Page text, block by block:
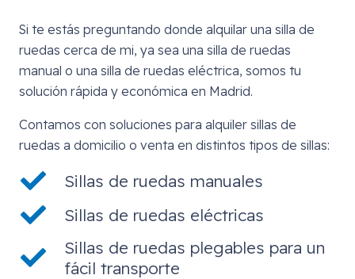
Si te estás preguntando donde alquilar una silla de
ruedas cerca de mi, ya sea una silla de ruedas
manual o una silla de ruedas eléctrica, somos tu
solución rápida y económica en Madrid.
Contamos con soluciones para alquiler sillas de
ruedas a domicilio o venta en distintos tipos de sillas:
Sillas de ruedas manuales
Sillas de ruedas eléctricas
Sillas de ruedas plegables para un
fácil transporte